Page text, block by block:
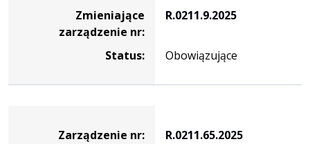
Zmieniające
zarządzenie nr:
R.0211.9.2025
Status: Obowiązujące
Zarządzenie nr:
R.0211.65.2025